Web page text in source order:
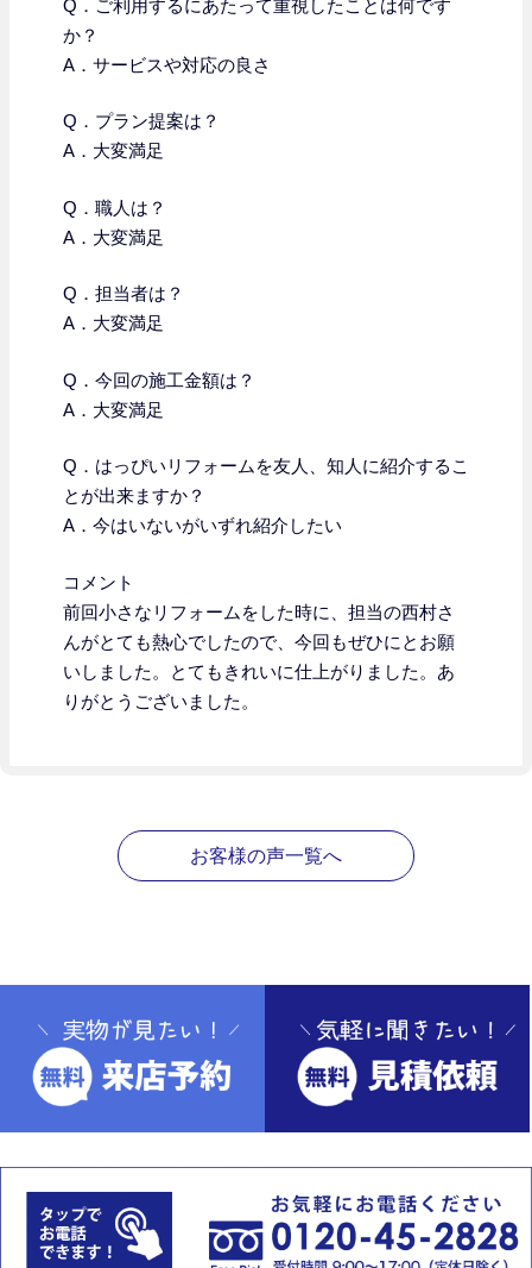
Q． ご利用するにあたって重視したことは何です
か？
A．サービスや対応の良さ
Q．プラン提案は？
A．大変満足
Q．職人は？
A．大変満足
Q．担当者は？
A．大変満足
Q．今回の施工金額は？
A．大変満足
Q．はっぴいリフォームを友人、知人に紹介するこ
とが出来ますか？
A．今はいないがいずれ紹介したい
コメント
前回小さなリフォームをした時に、担当の西村さ
んがとても熱心でしたので、今回もぜひにとお願
いしました。とてもきれいに仕上がりました。あ
りがとうございました。
お客様の声一覧へ